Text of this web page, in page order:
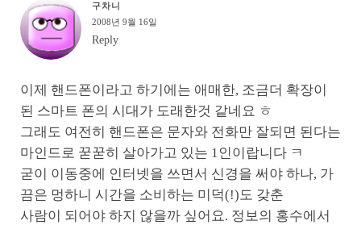
구차니
2008년 9월 16일
Reply
이제 핸드폰이라고 하기에는 애매한, 조금더 확장이
된 스마트 폰의 시대가 도래한것 같네요 ㅎ
그래도 여전히 핸드폰은 문자와 전화만 잘되면 된다는
마인드로 꾿꾿히 살아가고 있는 1인이랍니다 ㅋ
굳이 이동중에 인터넷을 쓰면서 신경을 써야 하나, 가
끔은 멍하니 시간을 소비하는 미덕(!)도 갖춘
사람이 되어야 하지 않을까 싶어요. 정보의 홍수에서